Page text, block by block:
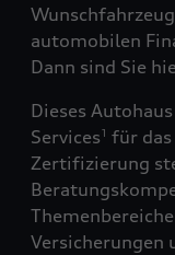
automobilen
Dann sind Sie
Dieses
Services1 für
Zertifizierung
Versicherungen